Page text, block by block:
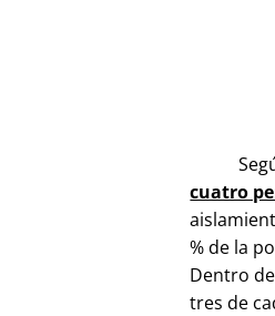
Según
cuatro
% de la
Dentro
tres de